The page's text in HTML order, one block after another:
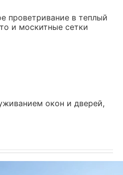
проветривание в теплый
и москитные сетки
окон и дверей,